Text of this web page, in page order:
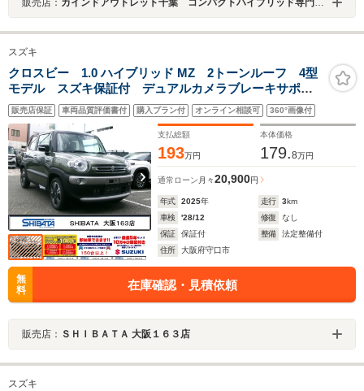
販売店： カインドアウトレット千葉 コンパクトハイブリッド専門店 ルーミー／シエンタ／ソリオ／プリウス
スズキ
クロスビー 1.0 ハイブリッド MZ 2トーンルーフ 4型
モデル スズキ保証付 デュアルカメラブレーキサポー
ト リヤパーキングセンサー アダプティブクルーズコ
ントロール LEDヘッドランプ 後退時ブレーキサポー
ト パドルシフト
販売店保証 車両品質評価書付 購入プラン付 オンライン相談可 360°画像付
支払総額
193万円
本体価格
179.8万円
通常ローン 月々20,900円
年式 2025年 走行 3km
車検
'28/12 修復
なし
保証
保証付 整備
法定整備付
住所
大阪府守口市
無
料
在庫確認・見積依頼
販売店： ＳＨＩＢＡＴＡ 大阪１６３店
スズキ